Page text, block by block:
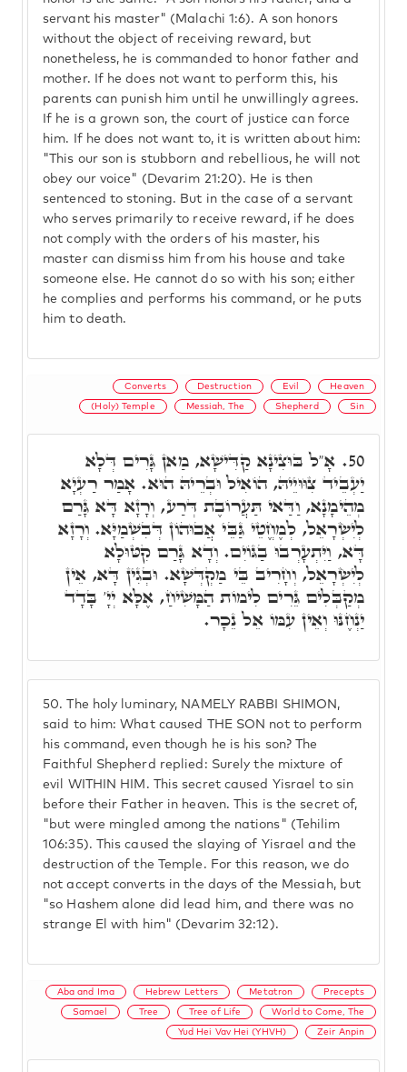
servant his master" (Malachi 1:6). A son honors
without the object of receiving reward, but
nonetheless, he is commanded to honor father and
mother. If he does not want to perform this, his
parents can punish him until he unwillingly agrees.
If he is a grown son, the court of justice can force
him. If he does not want to, it is written about him:
"This our son is stubborn and rebellious, he will not
obey our voice" (Devarim 21:20). He is then
sentenced to stoning. But in the case of a servant
who serves primarily to receive reward, if he does
not comply with the orders of his master, his
master can dismiss him from his house and take
someone else. He cannot do so with his son; either
he complies and performs his command, or he puts
him to death.
Converts Destruction Evil Heaven
(Holy) Temple Messiah, The Shepherd Sin
50. The holy luminary, NAMELY RABBI SHIMON,
said to him: What caused THE SON not to perform
his command, even though he is his son? The
Faithful Shepherd replied: Surely the mixture of
evil WITHIN HIM. This secret caused Yisrael to sin
before their Father in heaven. This is the secret of,
"but were mingled among the nations" (Tehilim
106:35). This caused the slaying of Yisrael and the
destruction of the Temple. For this reason, we do
not accept converts in the days of the Messiah, but
"so Hashem alone did lead him, and there was no
strange El with him" (Devarim 32:12).
50. אָ"ל בּוּצִינָא קַדִּישָׁא, מַאן גָּרִים דְּלָא
יַעְבֵיד צִוּוּיֵיהּ, הוֹאִיל וּבְרֵיהּ הוּא. אָמַר רַעְיָא
מְהֵימָנָא, וַדַּאי תַּעֲרוֹבֶת דְּרַע, וְרָזָא דָּא גָּרַם
לְיִשְׂרָאֵל, לְמֶחֱטֵי גַּבֵּי אֲבוּהוֹן דְּבִשְׁמַיָּא. וְרָזָא
דָּא, וַיִּתְעָרְבוּ בַגּוֹיִם. וְדָא גָּרַם קִטּוּלָא
לְיִשְׂרָאֵל, וְחָרִיב בֵּי מַקְדְּשָׁא. וּבְגִין דָּא, אֵין
מְקַבְּלִים גֵּרִים לִימוֹת הַמָּשִׁיחַ, אֶלָּא יְיָ' בָּדָד
יַנְחֶנּוּ וְאֵין עִמּוֹ אֵל נֵכָר.
Aba and Ima Hebrew Letters Metatron Precepts
Samael Tree Tree of Life World to Come, The
Yud Hei Vav Hei (YHVH) Zeir Anpin